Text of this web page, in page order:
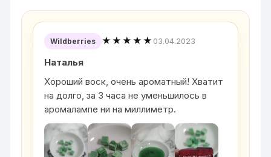
Wildberries ★★★★★ 03.04.2023
Наталья
Хороший воск, очень ароматный! Хватит
на долго, за 3 часа не уменьшилось в
аромалампе ни на миллиметр.